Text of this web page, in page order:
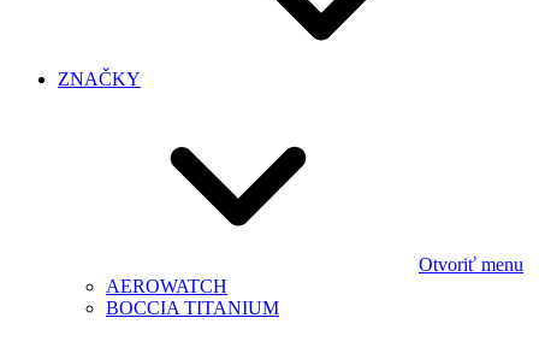
ZNAČKY
Otvoriť menu
AEROWATCH
BOCCIA TITANIUM